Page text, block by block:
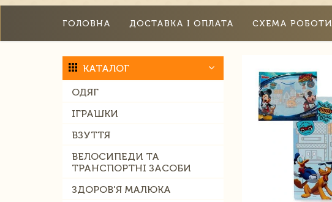
ГОЛОВНА ДОСТАВКА І ОПЛАТА СХЕМА РОБОТИ
КАТАЛОГ
ОДЯГ
ІГРАШКИ
ВЗУТТЯ
ВЕЛОСИПЕДИ ТА
ТРАНСПОРТНІ ЗАСОБИ
ЗДОРОВ'Я МАЛЮКА